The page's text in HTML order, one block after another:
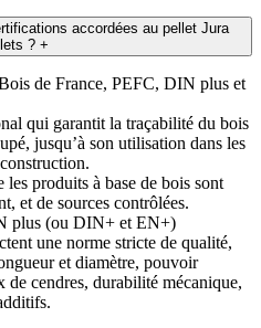
accordées au pellet Jura
? +
de France, PEFC, DIN plus et
qui garantit la traçabilité du bois
jusqu’à son utilisation dans les
produits à base de bois sont
et de sources contrôlées.
plus (ou DIN+ et EN+)
une norme stricte de qualité,
et diamètre, pouvoir
cendres, durabilité mécanique,